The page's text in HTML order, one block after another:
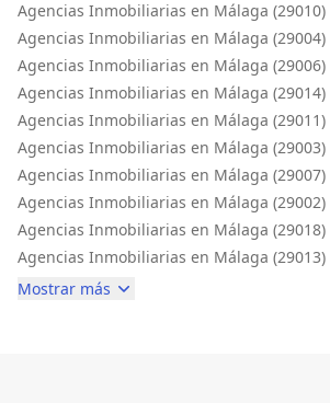
Agencias Inmobiliarias en Málaga (29010)
Agencias Inmobiliarias en Málaga (29004)
Agencias Inmobiliarias en Málaga (29006)
Agencias Inmobiliarias en Málaga (29014)
Agencias Inmobiliarias en Málaga (29011)
Agencias Inmobiliarias en Málaga (29003)
Agencias Inmobiliarias en Málaga (29007)
Agencias Inmobiliarias en Málaga (29002)
Agencias Inmobiliarias en Málaga (29018)
Agencias Inmobiliarias en Málaga (29013)
Mostrar más